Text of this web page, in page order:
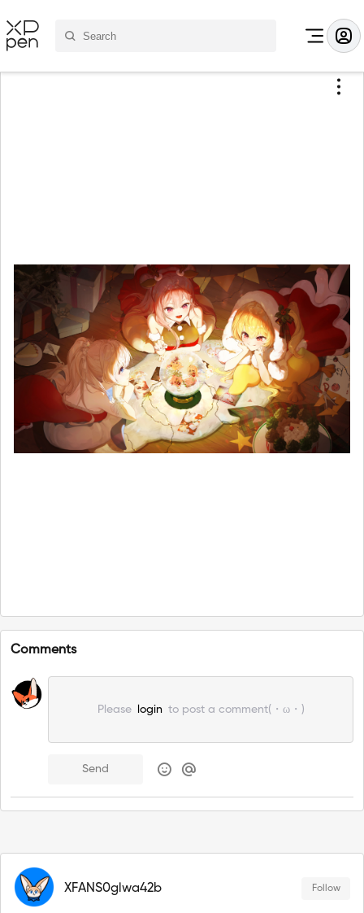
Comments
Pleaselogin to post a comment(・ω・)
Send
XFANS0glwa42b Follow